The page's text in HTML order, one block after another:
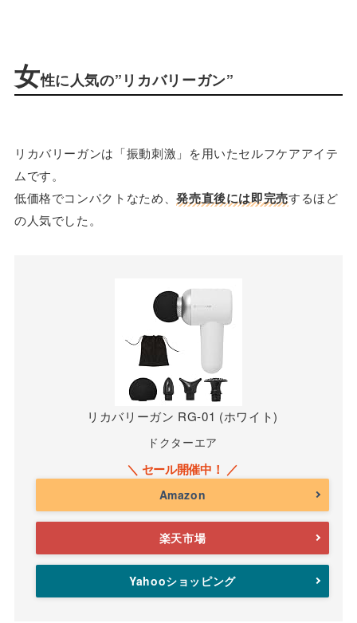
女性に人気の”リカバリーガン”
リカバリーガンは「振動刺激」を用いたセルフケアアイテ
ムです。
低価格でコンパクトなため、発売直後には即完売するほど
の人気でした。
リカバリーガン RG-01 (ホワイト)
ドクターエア
Amazon
楽天市場
Yahooショッピング